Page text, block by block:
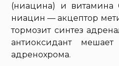
(ниацина) и витамина
ниацин — акцептор
тормозит синтез
антиоксидант
адренохрома.